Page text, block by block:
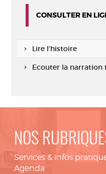
CONSULTER EN
Lire l'histoire
Ecouter la narration
NOS
Services & infos
Agenda